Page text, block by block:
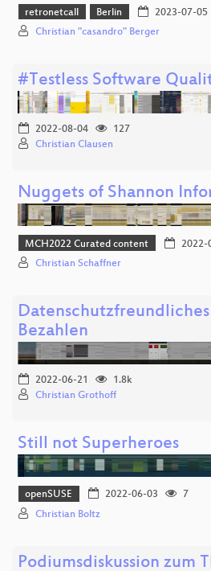
retronetcall Berlin 2023-07-05
Christian "casandro" Berger
#Testless Software
2022-08-04
127
Christian Clausen
Nuggets of Shannon
MCH2022 Curated content 2022-
Christian Schaffner
Bezahlen
2022-06-21
1.8k
Christian Grothoff
Still not Superheroes
openSUSE 2022-06-03
7
Christian Boltz
Podiumsdiskussion zum